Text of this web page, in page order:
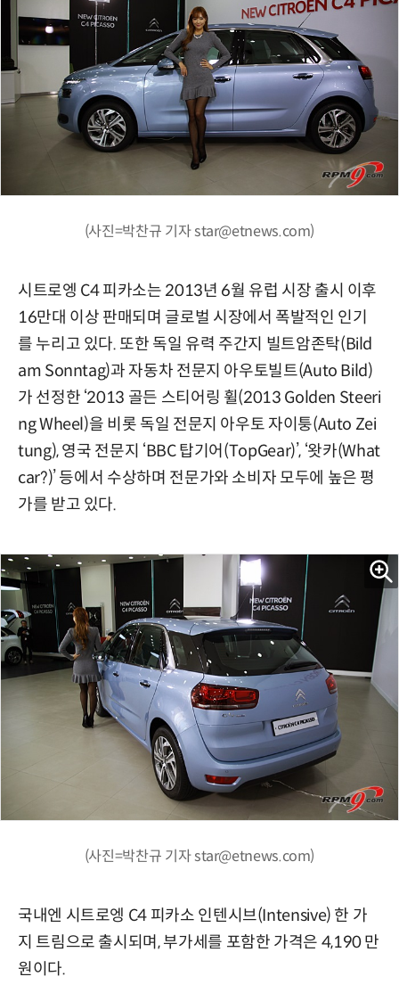
(사진=박찬규 기자 star@etnews.com)
시트로엥 C4 피카소는 2013년 6월 유럽 시장 출시 이후
16만대 이상 판매되며 글로벌 시장에서 폭발적인 인기
를 누리고 있다. 또한 독일 유력 주간지 빌트암존탁(Bild
am Sonntag)과 자동차 전문지 아우토빌트(Auto Bild)
가 선정한 ‘2013 골든 스티어링 휠(2013 Golden Steeri
ng Wheel)을 비롯 독일 전문지 아우토 자이퉁(Auto Zei
tung), 영국 전문지 ‘BBC 탑기어(TopGear)’, ‘왓카(What
car?)’ 등에서 수상하며 전문가와 소비자 모두에 높은 평
가를 받고 있다.
(사진=박찬규 기자 star@etnews.com)
국내엔 시트로엥 C4 피카소 인텐시브(Intensive) 한 가
지 트림으로 출시되며, 부가세를 포함한 가격은 4,190 만
원이다.